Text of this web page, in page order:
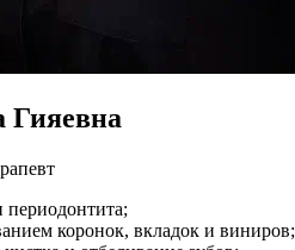
Гияевна
периодонтита;
коронок, вкладок и виниров;